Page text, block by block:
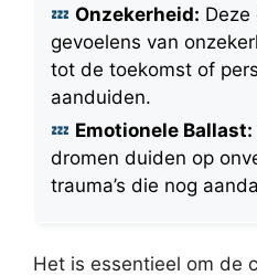
Onzekerheid: Deze
gevoelens van
tot de toekomst of
aanduiden.
Emotionele Ballast:
dromen duiden op
trauma’s die nog
Het is essentieel om de